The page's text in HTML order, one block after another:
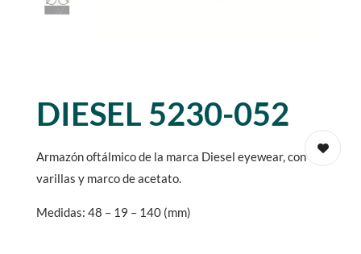
DIESEL 5230-052
Armazón oftálmico de la marca Diesel eyewear, con
varillas y marco de acetato.
Medidas: 48 – 19 – 140 (mm)